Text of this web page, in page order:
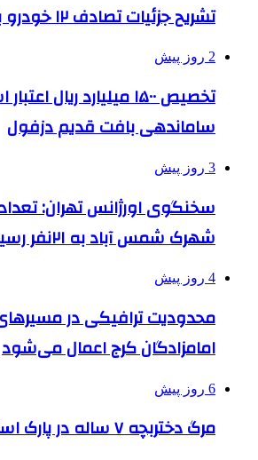
تشریح جزئیات تصادف ۱۲ خودرو با ۱۹ مصدوم
2 روز پیش
تخصیص ۱۵۰۰ میلیارد ریال
ساماندهی بافت قدیم دزفول
3 روز پیش
سخنگوی اورژانس تهران:
شهرک شمس آباد به ۲۱نفر رسید
4 روز پیش
محدودیت ترافیکی در
امامزادگان کرج اعمال می‌شود
6 روز پیش
مرگ دختربچه ۷ ساله در پارک اسلامشهر